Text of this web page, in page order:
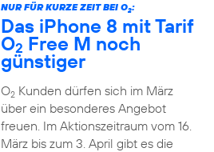
NUR FÜR KURZE ZEIT BEI O2:
Das iPhone 8 mit Tarif
O2 Free M noch
günstiger
O2Kunden dürfen sich im März
über ein besonderes Angebot
freuen. Im Aktionszeitraum vom 16.
März bis zum 3. April gibt es die